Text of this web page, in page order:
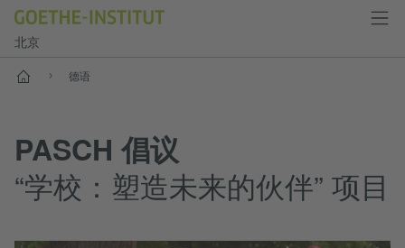
北京
首页 德语
PASCH 倡议
“学校：塑造未来的伙伴” 项目